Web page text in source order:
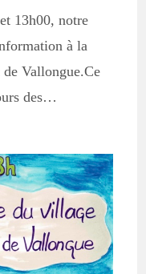
13h00, notre
à la
Vallongue.Ce
des…